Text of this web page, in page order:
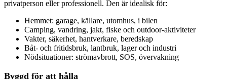
privatperson eller professionell. Den är idealisk för:
Hemmet: garage, källare, utomhus, i bilen
Camping, vandring, jakt, fiske och outdoor-aktiviteter
Vakter, säkerhet, hantverkare, beredskap
Båt- och fritidsbruk, lantbruk, lager och industri
Nödsituationer: strömavbrott, SOS, övervakning
Byggd för att hålla